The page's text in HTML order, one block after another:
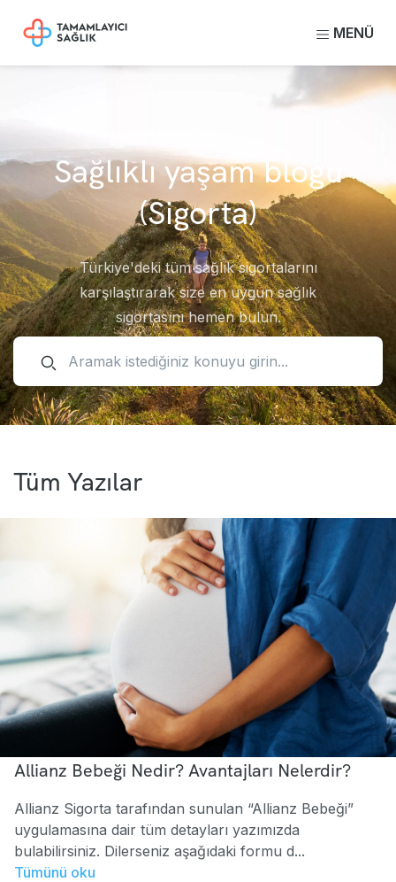
MENÜ
Sağlıklı yaşam blogu
(Sigorta)
Türkiye'deki tüm sağlık sigortalarını
karşılaştırarak size en uygun sağlık
sigortasını hemen bulun.
Tüm Yazılar
Allianz Bebeği Nedir? Avantajları Nelerdir?
Allianz Sigorta tarafından sunulan “Allianz Bebeği”
uygulamasına dair tüm detayları yazımızda
bulabilirsiniz. Dilerseniz aşağıdaki formu d...
Tümünü oku